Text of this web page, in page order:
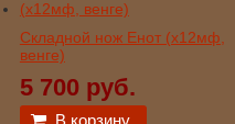
Складной нож Енот (х12мф,
венге)
5 700 руб.
В корзину